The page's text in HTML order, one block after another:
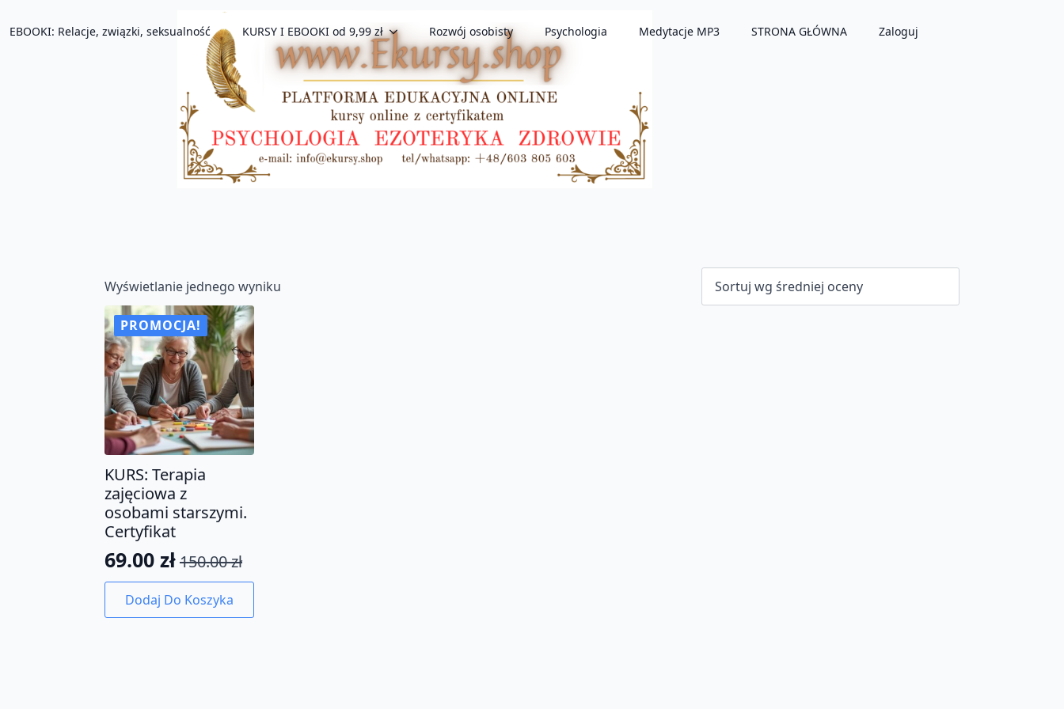
EBOOKI: Relacje, związki, seksualność KURSY I EBOOKI od 9,99 zł Rozwój osobisty Psychologia Medytacje MP3 STRONA GŁÓWNA Zaloguj
Wyświetlanie jednego wyniku
PROMOCJA!
KURS: Terapia
zajęciowa z
osobami starszymi.
Certyfikat
150.00zł
Pierwotna
cena
wynosiła:
69.00 zł
Aktualna
cena
wynosi:
Dodaj Do Koszyka